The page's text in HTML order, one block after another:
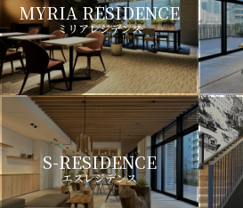
MYRIA RESIDENCE
ミリアレジデンス
S-RESIDENCE
エスレジデンス